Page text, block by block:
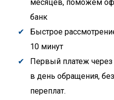
месяцев, поможем
банк
Быстрое
10 минут
Первый платеж
в день обращения,
переплат.